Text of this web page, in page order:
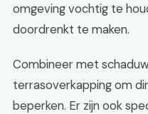
omgeving vochtig te
doordrenkt te maken.
Combineer met
terrasoverkapping om
beperken. Er zijn ook